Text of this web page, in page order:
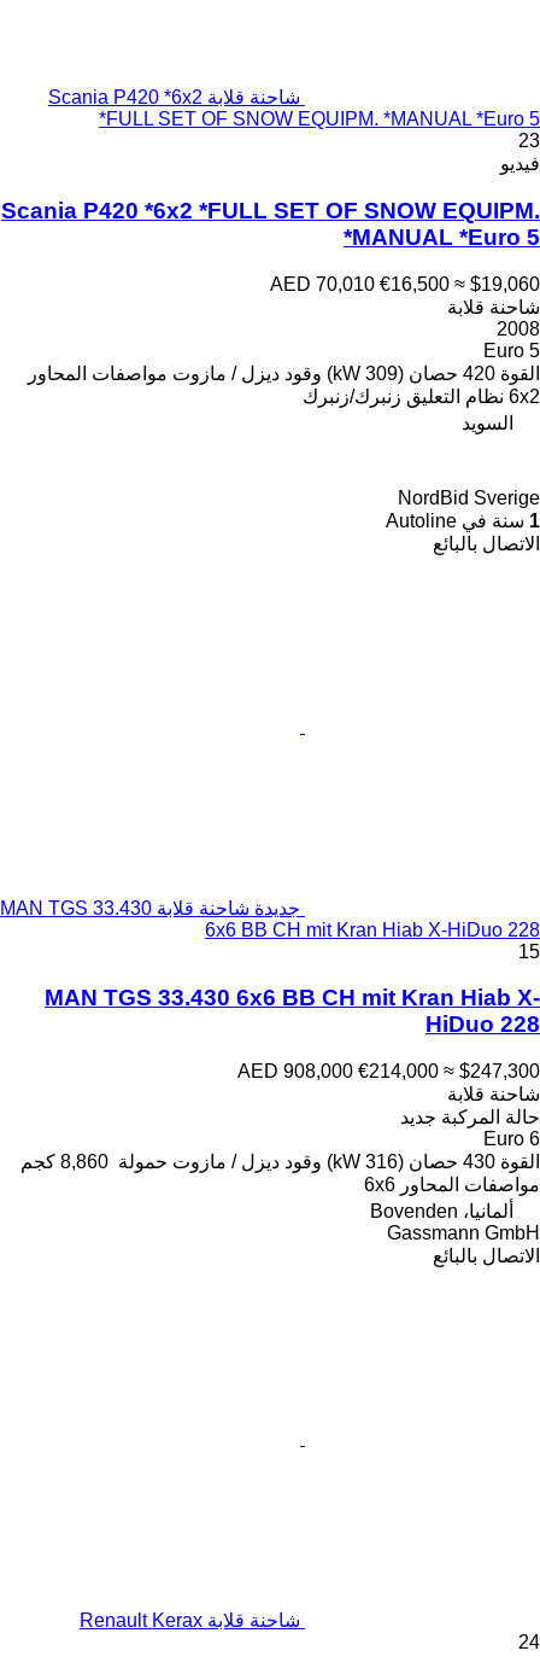
شاحنة قلابة Scania P420 *6x2
*FULL SET OF SNOW EQUIPM. *MANUAL *Euro 5
23
فيديو
Scania P420 *6x2 *FULL SET OF SNOW EQUIPM.
*MANUAL *Euro 5
AED 70,010 €16,500 ≈ $19,060
شاحنة قلابة
2008
Euro 5
القوة 420 حصان (309 kW) وقود ديزل / مازوت مواصفات المحاور
6x2 نظام التعليق زنبرك/زنبرك
السويد
NordBid Sverige
1 سنة في Autoline
الاتصال بالبائع
جديدة شاحنة قلابة MAN TGS 33.430
6x6 BB CH mit Kran Hiab X-HiDuo 228
15
MAN TGS 33.430 6x6 BB CH mit Kran Hiab X-
HiDuo 228
AED 908,000 €214,000 ≈ $247,300
شاحنة قلابة
حالة المركبة جديد
Euro 6
القوة 430 حصان (316 kW) وقود ديزل / مازوت حمولة 8,860 كجم
مواصفات المحاور 6x6
ألمانيا، Bovenden
Gassmann GmbH
الاتصال بالبائع
شاحنة قلابة Renault Kerax
24